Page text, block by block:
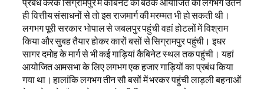
ही वित्तीय संसाधनों से तो इस राजमार्ग की मरम्मत भी हो सकती थी।
लगभग पूरी सरकार भोपाल से जबलपुर पहुंची वहां होटलों में विश्राम
किया और सुबह तैयार होकर कारों बसों से सिग्रामपुर पहुंची। इधर
सागर दमोह के मार्ग से भी कई गाड़ियां कैबिनेट स्थल तक पहुंची। यहां
आयोजित आमसभा के लिए लगभग एक हजार गाड़ियों का प्रबंध किया
गया था। हालांकि लगभग तीन सौ बसों में भरकर पहुंची लाड़ली बहनाओं